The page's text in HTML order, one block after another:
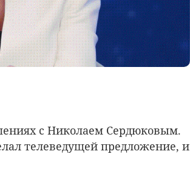
с Николаем Сердюковым.
телеведущей предложение, и